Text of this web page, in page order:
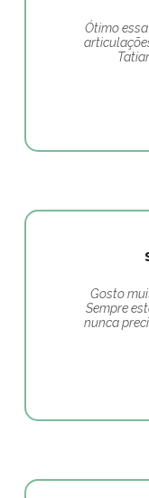
Ótimo
Gosto
Sempre
nunca